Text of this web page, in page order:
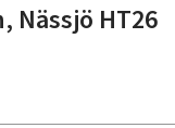
Nässjö HT26